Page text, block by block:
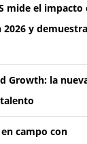
mide el impacto
y
Growth: la
campo con